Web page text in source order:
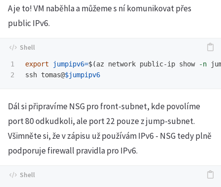
A je to! VM naběhla a můžeme s ní komunikovat přes
public IPv6.
1
export jumpipv6=$(az network public-ip show -n
ssh tomas@$jumpipv6
Dál si připravíme NSG pro front-subnet, kde povolíme
port 80 odkudkoli, ale port 22 pouze z jump-subnet.
Všimněte si, že v zápisu už používám IPv6 - NSG tedy plně
podporuje firewall pravidla pro IPv6.